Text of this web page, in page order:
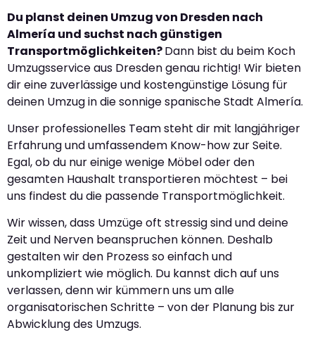
Du planst deinen Umzug von Dresden nach
Almería und suchst nach günstigen
Transportmöglichkeiten?Dann bist du beim Koch
Umzugsservice aus Dresden genau richtig! Wir bieten
dir eine zuverlässige und kostengünstige Lösung für
deinen Umzug in die sonnige spanische Stadt Almería.
Unser professionelles Team steht dir mit langjähriger
Erfahrung und umfassendem Know-how zur Seite.
Egal, ob du nur einige wenige Möbel oder den
gesamten Haushalt transportieren möchtest – bei
uns findest du die passende Transportmöglichkeit.
Wir wissen, dass Umzüge oft stressig sind und deine
Zeit und Nerven beanspruchen können. Deshalb
gestalten wir den Prozess so einfach und
unkompliziert wie möglich. Du kannst dich auf uns
verlassen, denn wir kümmern uns um alle
organisatorischen Schritte – von der Planung bis zur
Abwicklung des Umzugs.